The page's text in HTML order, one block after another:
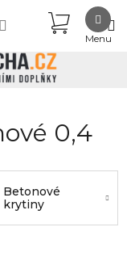
KOŠÍK
0,4
Betonové
krytiny